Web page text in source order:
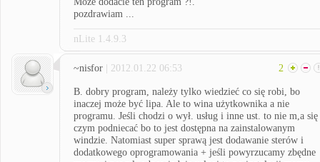
pozdrawiam ...
nLite 1.4.9.3
~nisfor | 2012.01.22 06:53 2
B. dobry program, należy tylko wiedzieć co się robi, bo
inaczej może być lipa. Ale to wina użytkownika a nie
programu. Jeśli chodzi o wył. usług i inne ust. to nie m,a się
czym podniecać bo to jest dostępna na zainstalowanym
windzie. Natomiast super sprawą jest dodawanie sterów i
dodatkowego oprogramowania + jeśli powyrzucamy zbędne